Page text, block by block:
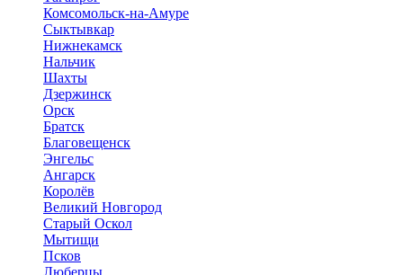
Комсомольск-на-Амуре
Сыктывкар
Нижнекамск
Нальчик
Шахты
Дзержинск
Орск
Братск
Благовещенск
Энгельс
Ангарск
Королёв
Великий Новгород
Старый Оскол
Мытищи
Псков
Люберцы